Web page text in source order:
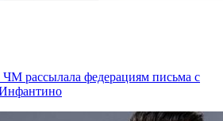
рассылала федерациям письма с